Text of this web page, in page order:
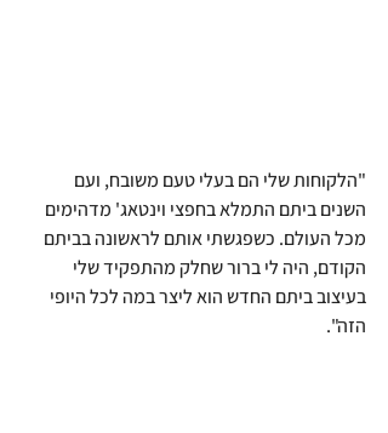
"הלקוחות שלי הם בעלי טעם משובח, ועם
השנים ביתם התמלא בחפצי וינטאג' מדהימים
מכל העולם. כשפגשתי אותם לראשונה בביתם
הקודם, היה לי ברור שחלק מהתפקיד שלי
בעיצוב ביתם החדש הוא ליצר במה לכל היופי
הזה".